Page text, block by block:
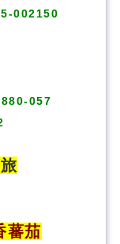
002150
057
蕃茄